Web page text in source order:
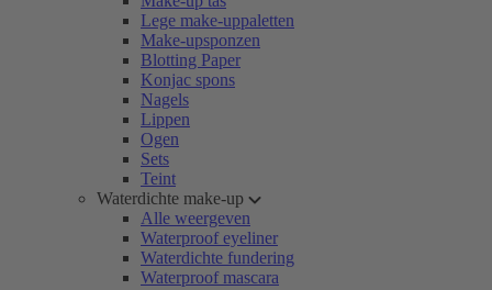
Lege make-uppaletten
Make-upsponzen
Blotting Paper
Konjac spons
Nagels
Lippen
Ogen
Sets
Teint
Waterdichte make-up
Alle weergeven
Waterproof eyeliner
Waterdichte fundering
Waterproof mascara